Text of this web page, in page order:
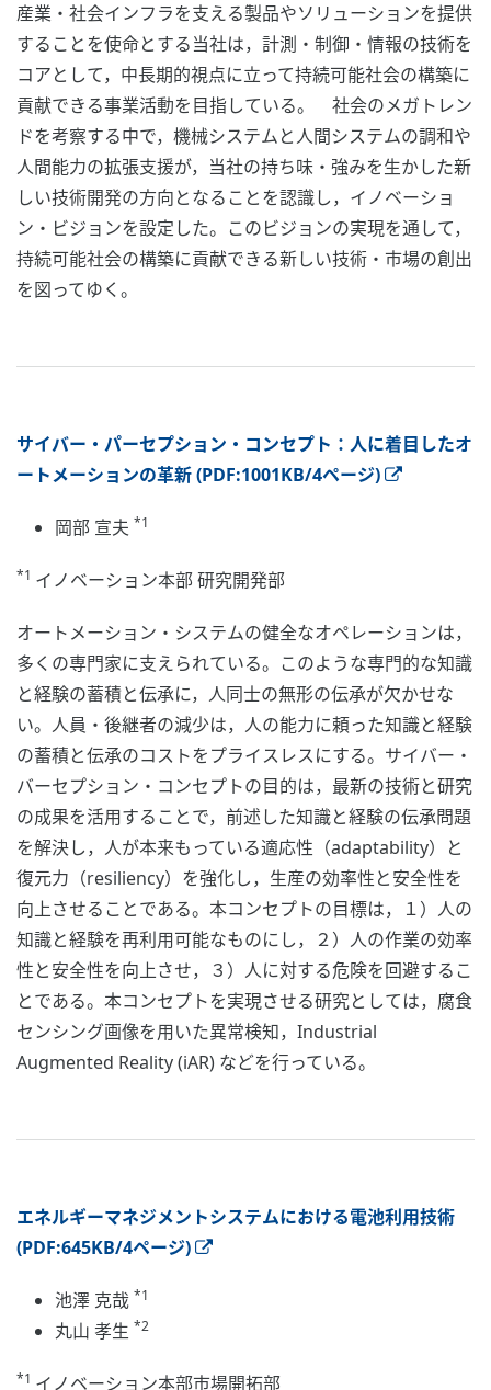
産業・社会インフラを支える製品やソリューションを提供
することを使命とする当社は，計測・制御・情報の技術を
コアとして，中長期的視点に立って持続可能社会の構築に
貢献できる事業活動を目指している。 社会のメガトレン
ドを考察する中で，機械システムと人間システムの調和や
人間能力の拡張支援が，当社の持ち味・強みを生かした新
しい技術開発の方向となることを認識し，イノベーショ
ン・ビジョンを設定した。このビジョンの実現を通して，
持続可能社会の構築に貢献できる新しい技術・市場の創出
を図ってゆく。
サイバー・パーセプション・コンセプト：人に着目したオ
ートメーションの革新 (PDF:1001KB/4ページ)
岡部 宣夫 *1
*1 イノベーション本部 研究開発部
オートメーション・システムの健全なオペレーションは，
多くの専門家に支えられている。このような専門的な知識
と経験の蓄積と伝承に，人同士の無形の伝承が欠かせな
い。人員・後継者の減少は，人の能力に頼った知識と経験
の蓄積と伝承のコストをプライスレスにする。サイバー・
バーセプション・コンセプトの目的は，最新の技術と研究
の成果を活用することで，前述した知識と経験の伝承問題
を解決し，人が本来もっている適応性（adaptability）と
復元力（resiliency）を強化し，生産の効率性と安全性を
向上させることである。本コンセプトの目標は，１）人の
知識と経験を再利用可能なものにし，２）人の作業の効率
性と安全性を向上させ，３）人に対する危険を回避するこ
とである。本コンセプトを実現させる研究としては，腐食
センシング画像を用いた異常検知，Industrial
Augmented Reality (iAR) などを行っている。
エネルギーマネジメントシステムにおける電池利用技術
(PDF:645KB/4ページ)
池澤 克哉 *1
丸山 孝生 *2
*1 イノベーション本部市場開拓部